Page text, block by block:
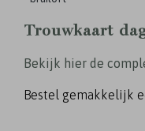
Trouwkaart
Bekijk hier de
Bestel gemakkelijk